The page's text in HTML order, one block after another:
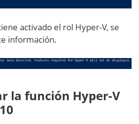
activado el rol Hyper-V, se
información.
la función Hyper-V